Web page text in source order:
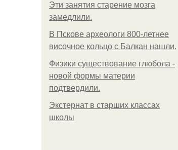
Эти занятия старение мозга
замедлили.
В Пскове археологи 800-летнее
височное кольцо с Балкан нашли.
Физики существование глюбола -
новой формы материи
подтвердили.
Экстернат в старших классах
школы